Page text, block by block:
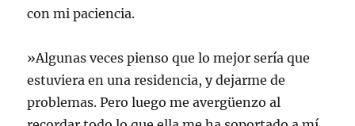
con mi paciencia.
»Algunas veces pienso que lo mejor sería que
estuviera en una residencia, y dejarme de
problemas. Pero luego me avergüenzo al